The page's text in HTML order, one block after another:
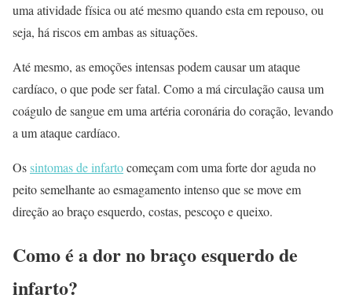
uma atividade física ou até mesmo quando esta em repouso, ou
seja, há riscos em ambas as situações.
Até mesmo, as emoções intensas podem causar um ataque
cardíaco, o que pode ser fatal. Como a má circulação causa um
coágulo de sangue em uma artéria coronária do coração, levando
a um ataque cardíaco.
Ossintomas de infartocomeçam com uma forte dor aguda no
peito semelhante ao esmagamento intenso que se move em
direção ao braço esquerdo, costas, pescoço e queixo.
Como é a dor no braço esquerdo de
infarto?